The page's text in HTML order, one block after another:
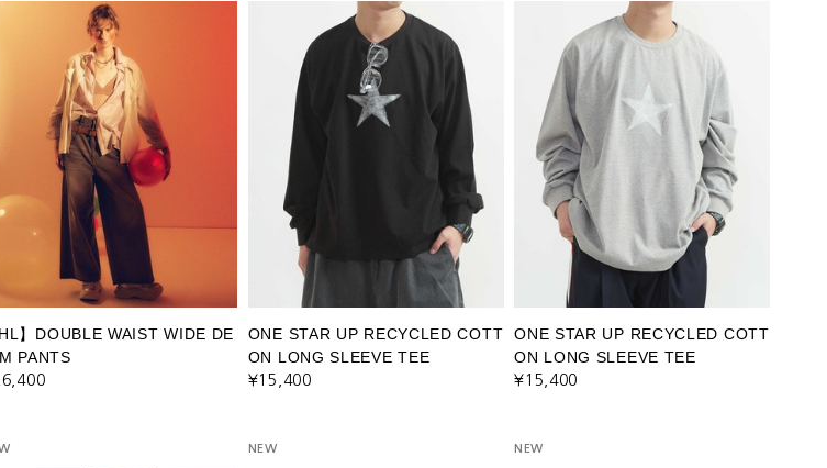
HL】DOUBLE WAIST WIDE DE
PANTS
ONE STAR UP RECYCLED COTT
ON LONG SLEEVE TEE
¥15,400
ONE STAR UP RECYCLED COTT
ON LONG SLEEVE TEE
¥15,400
NEW NEW